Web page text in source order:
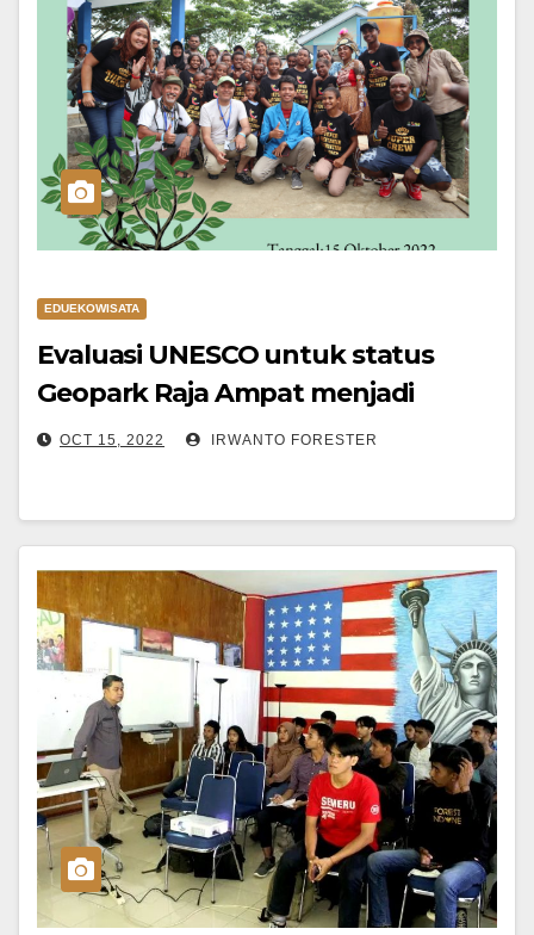
EDUEKOWISATA
Evaluasi UNESCO untuk status
Geopark Raja Ampat menjadi
Geopark International
OCT 15, 2022 IRWANTO FORESTER